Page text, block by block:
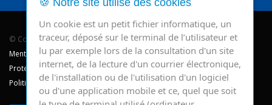
© Copyright 2026 - CHR Verviers.
Mentions légales
Protection des données
Politique de cookie
🍪 Notre site utilise des cookies
Un cookie est un petit fichier informatique, un
traceur, déposé sur le terminal de l’utilisateur et
lu par exemple lors de la consultation d'un site
internet, de la lecture d'un courrier électronique,
de l'installation ou de l'utilisation d'un logiciel
ou d'une application mobile et ce, quel que soit